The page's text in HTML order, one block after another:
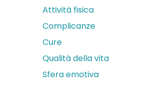
Attività fisica
Complicanze
Cure
Qualità della vita
Sfera emotiva